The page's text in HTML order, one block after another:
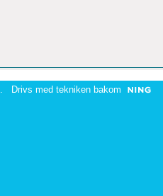
. Drivs med tekniken bakom